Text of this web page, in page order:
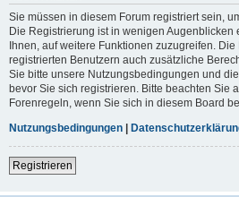
Sie müssen in diesem Forum registriert sein,
Die Registrierung ist in wenigen Augenblicken
Ihnen, auf weitere Funktionen zuzugreifen.
registrierten Benutzern auch zusätzliche
Sie bitte unsere Nutzungsbedingungen und
bevor Sie sich registrieren. Bitte beachten Sie
Forenregeln, wenn Sie sich in diesem Board
Nutzungsbedingungen |
Registrieren